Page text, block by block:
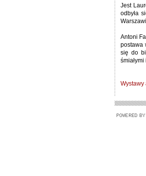
Jest
odbyła
Antoni
postawa
się do
Wystawy